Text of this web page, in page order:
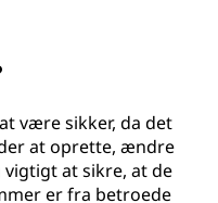
være sikker, da det
at oprette, ændre
at sikre, at de
er fra betroede